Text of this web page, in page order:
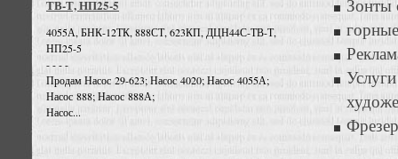
ТВ-Т, НП25-5
4055А, БНК-12ТК, 888СТ, 623КП, ДЦН44С-ТВ-Т,
НП25-5
- - - -
Продам Насос 29-623; Насос 4020; Насос 4055А;
Насос 888; Насос 888А;
Насос...
Зонты